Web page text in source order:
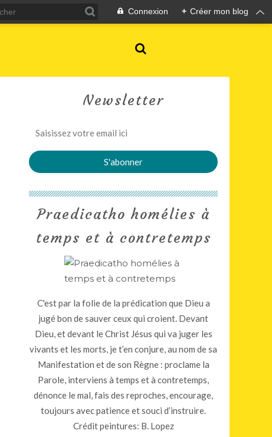
Connexion + Créer mon blog
Newsletter
Praedicatho homélies à
temps et à contretemps
C'est par la folie de la prédication que Dieu a
jugé bon de sauver ceux qui croient. Devant
Dieu, et devant le Christ Jésus qui va juger les
vivants et les morts, je t’en conjure, au nom de sa
Manifestation et de son Règne : proclame la
Parole, interviens à temps et à contretemps,
dénonce le mal, fais des reproches, encourage,
toujours avec patience et souci d’instruire.
Crédit peintures: B. Lopez